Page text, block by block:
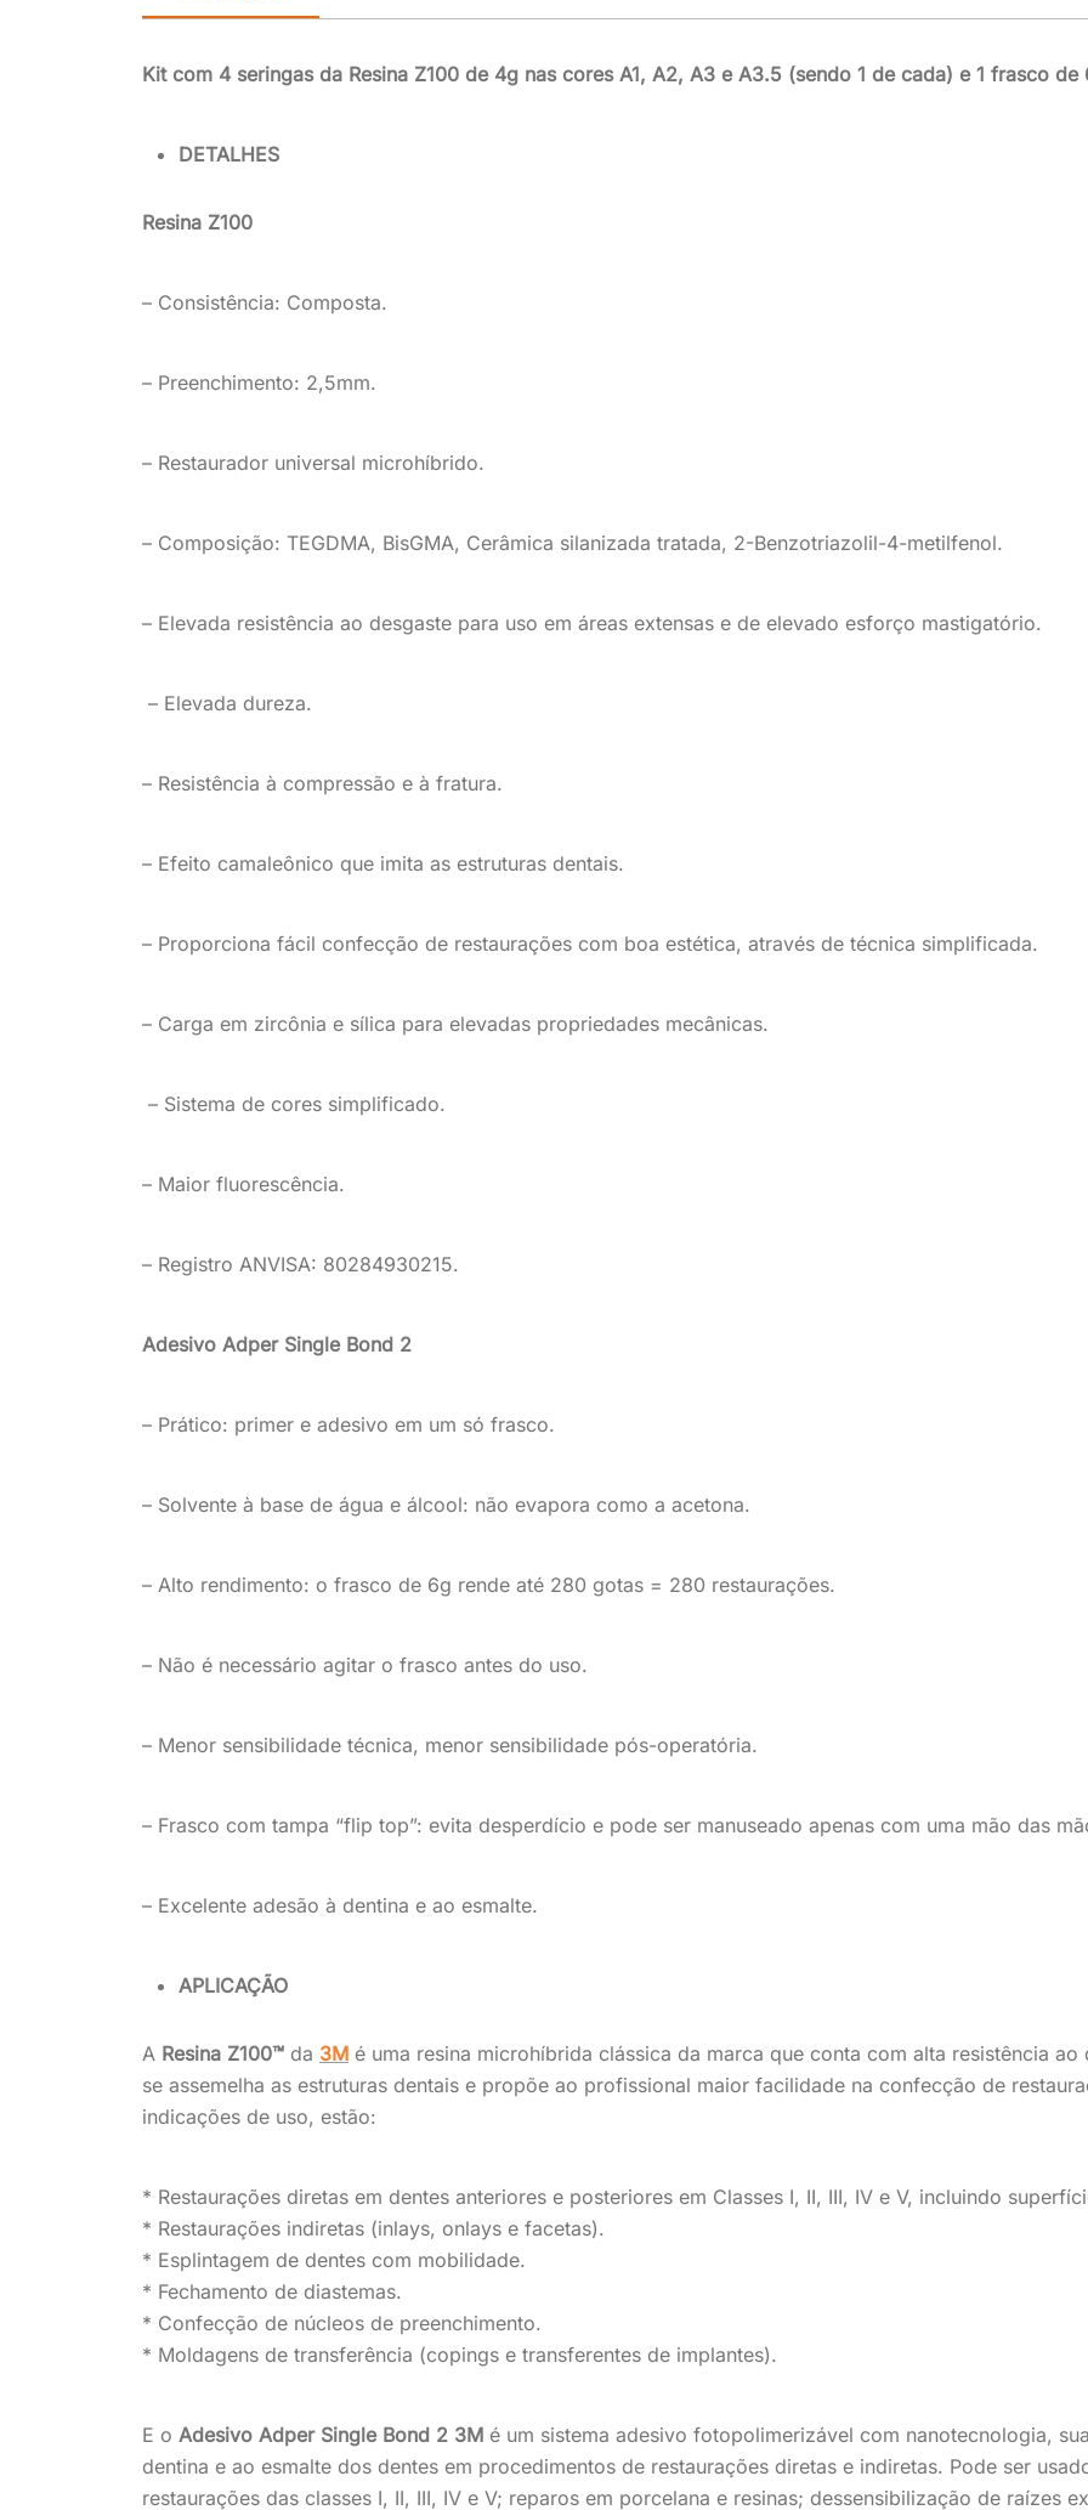
Kit com 4 seringas da Resina Z100 de 4g nas cores A1, A2, A3 e A3.5 (sendo 1 de cada) e 1 frasco
DETALHES
Resina Z100
– Consistência: Composta.
– Preenchimento: 2,5mm.
– Restaurador universal microhíbrido.
– Composição: TEGDMA, BisGMA, Cerâmica silanizada tratada, 2-Benzotriazolil-4-metilfenol.
– Elevada resistência ao desgaste para uso em áreas extensas e de elevado esforço mastigatório.
– Elevada dureza.
– Resistência à compressão e à fratura.
– Efeito camaleônico que imita as estruturas dentais.
– Proporciona fácil confecção de restaurações com boa estética, através de técnica simplificada.
– Carga em zircônia e sílica para elevadas propriedades mecânicas.
– Sistema de cores simplificado.
– Maior fluorescência.
– Registro ANVISA: 80284930215.
Adesivo Adper Single Bond 2
– Prático: primer e adesivo em um só frasco.
– Solvente à base de água e álcool: não evapora como a acetona.
– Alto rendimento: o frasco de 6g rende até 280 gotas = 280 restaurações.
– Não é necessário agitar o frasco antes do uso.
– Menor sensibilidade técnica, menor sensibilidade pós-operatória.
– Frasco com tampa “flip top”: evita desperdício e pode ser manuseado apenas com uma mão das
– Excelente adesão à dentina e ao esmalte.
APLICAÇÃO
A Resina Z100™ da 3M é uma resina microhíbrida clássica da marca que conta com alta resistência
se assemelha as estruturas dentais e propõe ao profissional maior facilidade na confecção de
indicações de uso, estão:
* Restaurações diretas em dentes anteriores e posteriores em Classes I, II, III, IV e V, incluindo
* Restaurações indiretas (inlays, onlays e facetas).
* Esplintagem de dentes com mobilidade.
* Fechamento de diastemas.
* Confecção de núcleos de preenchimento.
* Moldagens de transferência (copings e transferentes de implantes).
E o Adesivo Adper Single Bond 2 3M é um sistema adesivo fotopolimerizável com nanotecnologia,
dentina e ao esmalte dos dentes em procedimentos de restaurações diretas e indiretas. Pode ser
restaurações das classes I, II, III, IV e V; reparos em porcelana e resinas; dessensibilização de raízes